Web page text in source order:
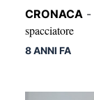
CRONACA -
spacciatore
8 ANNI FA